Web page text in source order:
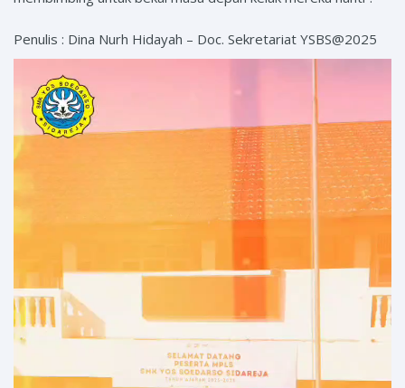
Penulis : Dina Nurh Hidayah – Doc. Sekretariat YSBS@2025